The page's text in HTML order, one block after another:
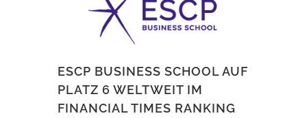
ESCP BUSINESS SCHOOL AUF
PLATZ 6 WELTWEIT IM
FINANCIAL TIMES RANKING